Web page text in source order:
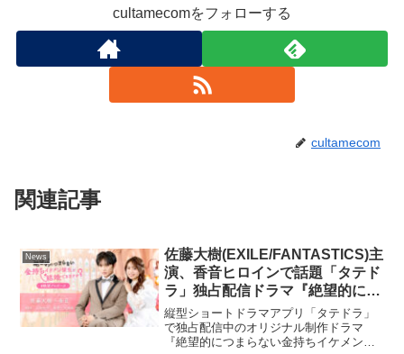
cultamecomをフォローする
cultamecom
関連記事
News
佐藤大樹(EXILE/FANTASTICS)主
演、香音ヒロインで話題「タテド
ラ」独占配信ドラマ『絶望的につ
まらない金持ちイケメン彼氏と結
婚できますか？＃絶望プロポー
ズ』26話〜最終話までを公開
縦型ショートドラマアプリ「タテドラ」
で独占配信中のオリジナル制作ドラマ
『絶望的につまらない金持ちイケメン彼